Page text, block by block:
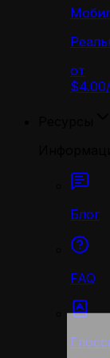
от
$4.00/
Блог
FAQ